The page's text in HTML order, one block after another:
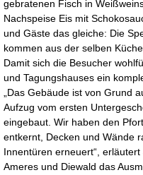
gebratenen Fisch in
Nachspeise Eis mit
und Gäste das gleiche: Die
kommen aus der selben Küche.
Damit sich die Besucher
und Tagungshauses ein
„Das Gebäude ist von Grund
Aufzug vom ersten
eingebaut. Wir haben den
entkernt, Decken und Wände
Innentüren erneuert“,
Ameres und Diewald das